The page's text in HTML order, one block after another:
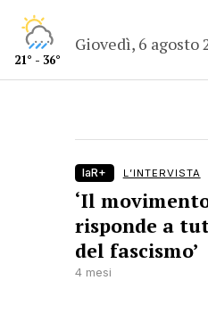
21° - 36°
Giovedì, 6 agosto
laR+ L’INTERVISTA
‘Il
risponde a
del fascismo’
4 mesi